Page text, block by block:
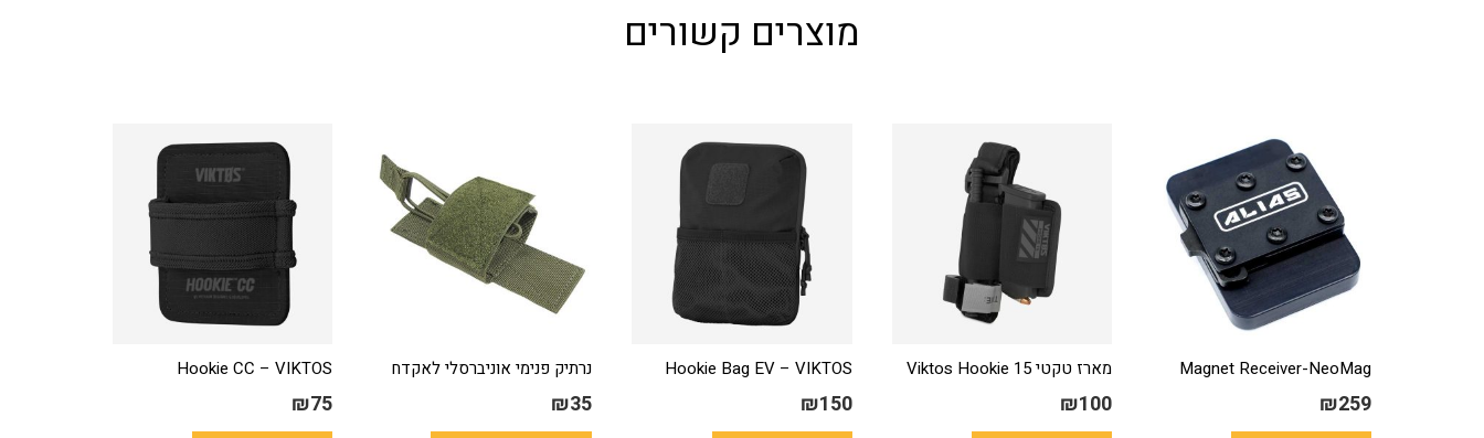
מוצרים קשורים
Magnet Receiver-NeoMag
₪259
מארז טקטי Viktos Hookie 15
₪100
Hookie Bag EV – VIKTOS
₪150
נרתיק פנימי אוניברסלי לאקדח
₪35
Hookie CC – VIKTOS
₪75